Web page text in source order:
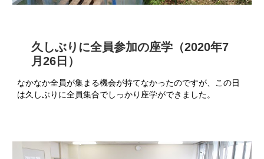
久しぶりに全員参加の座学（2020年7
月26日）
なかなか全員が集まる機会が持てなかったのですが、この日
は久しぶりに全員集合でしっかり座学ができました。